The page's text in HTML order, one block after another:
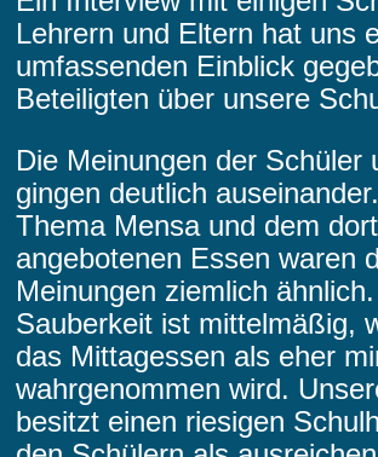
Lehrern und Eltern hat uns
umfassenden Einblick
Beteiligten über unsere
Die Meinungen der Schüler
gingen deutlich
Thema Mensa und dem dort
angebotenen Essen waren
Meinungen ziemlich
Sauberkeit ist mittelmäßig,
das Mittagessen als eher
wahrgenommen wird.
besitzt einen riesigen